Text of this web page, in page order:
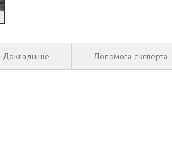
Докладніше Допомога експерта